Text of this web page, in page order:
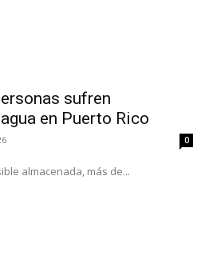
sufren
en Puerto Rico
0
almacenada, más de...